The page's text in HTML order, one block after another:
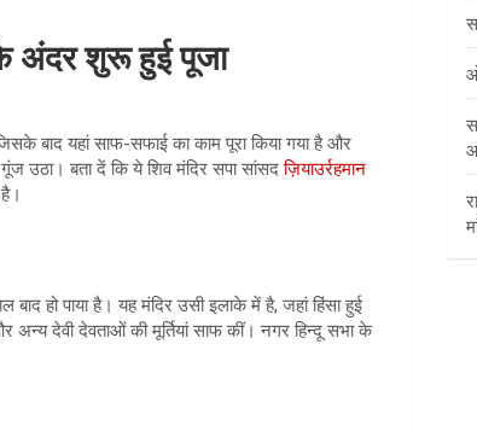
अंदर शुरू हुई पूजा
बाद यहां साफ-सफाई का काम पूरा किया गया है और
उठा। बता दें कि ये शिव मंदिर सपा सांसदज़ियाउर्रहमान
हो पाया है। यह मंदिर उसी इलाके में है, जहां हिंसा हुई
देवी देवताओं की मूर्तियां साफ कीं। नगर हिन्दू सभा के